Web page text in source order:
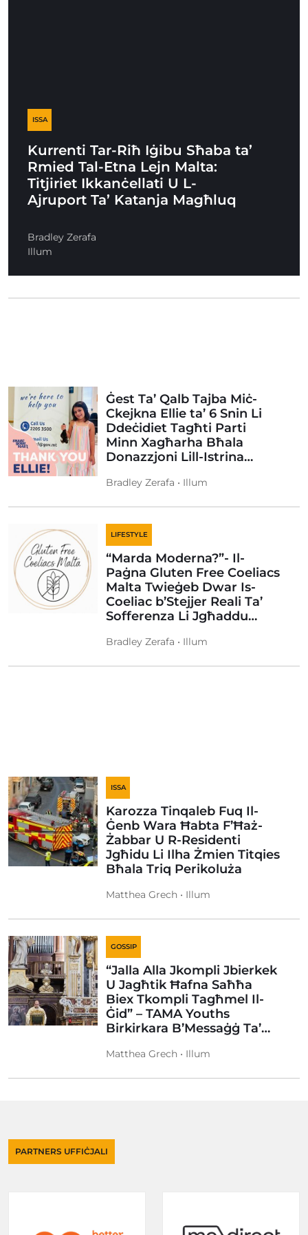
ISSA
Kurrenti Tar-Riħ Iġibu Sħaba ta’
Rmied Tal-Etna Lejn Malta:
Titjiriet Ikkanċellati U L-
Ajruport Ta’ Katanja Magħluq
Bradley Zerafa
Illum
Ġest Ta’ Qalb Tajba Miċ-
Ckejkna Ellie ta’ 6 Snin Li
Ddeċidiet Tagħti Parti
Minn Xagħarha Bħala
Donazzjoni Lill-Istrina…
Bradley Zerafa • Illum
LIFESTYLE
“Marda Moderna?”- Il-
Paġna Gluten Free Coeliacs
Malta Twieġeb Dwar Is-
Coeliac b’Stejjer Reali Ta’
Sofferenza Li Jgħaddu…
Bradley Zerafa • Illum
ISSA
Karozza Tinqaleb Fuq Il-
Ġenb Wara Ħabta F’Ħaż-
Żabbar U R-Residenti
Jgħidu Li Ilha Żmien Titqies
Bħala Triq Perikoluża
Matthea Grech • Illum
GOSSIP
“Jalla Alla Jkompli Jbierkek
U Jagħtik Ħafna Saħħa
Biex Tkompli Tagħmel Il-
Ġid” – TAMA Youths
Birkirkara B’Messaġġ Ta’…
Matthea Grech • Illum
PARTNERS UFFIĊJALI